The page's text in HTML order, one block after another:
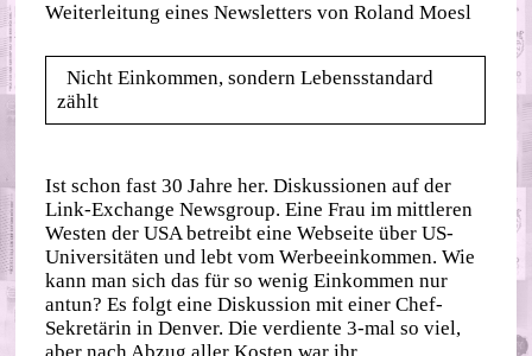
Weiterleitung eines Newsletters von Roland Moesl
Nicht Einkommen, sondern Lebensstandard
zählt
Ist schon fast 30 Jahre her. Diskussionen auf der
Link-Exchange Newsgroup. Eine Frau im mittleren
Westen der USA betreibt eine Webseite über US-
Universitäten und lebt vom Werbeeinkommen. Wie
kann man sich das für so wenig Einkommen nur
antun? Es folgt eine Diskussion mit einer Chef-
Sekretärin in Denver. Die verdiente 3-mal so viel,